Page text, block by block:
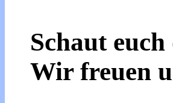
Schaut
Wir freuen